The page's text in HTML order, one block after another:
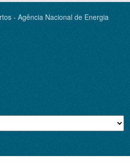
- Agência Nacional de Energia